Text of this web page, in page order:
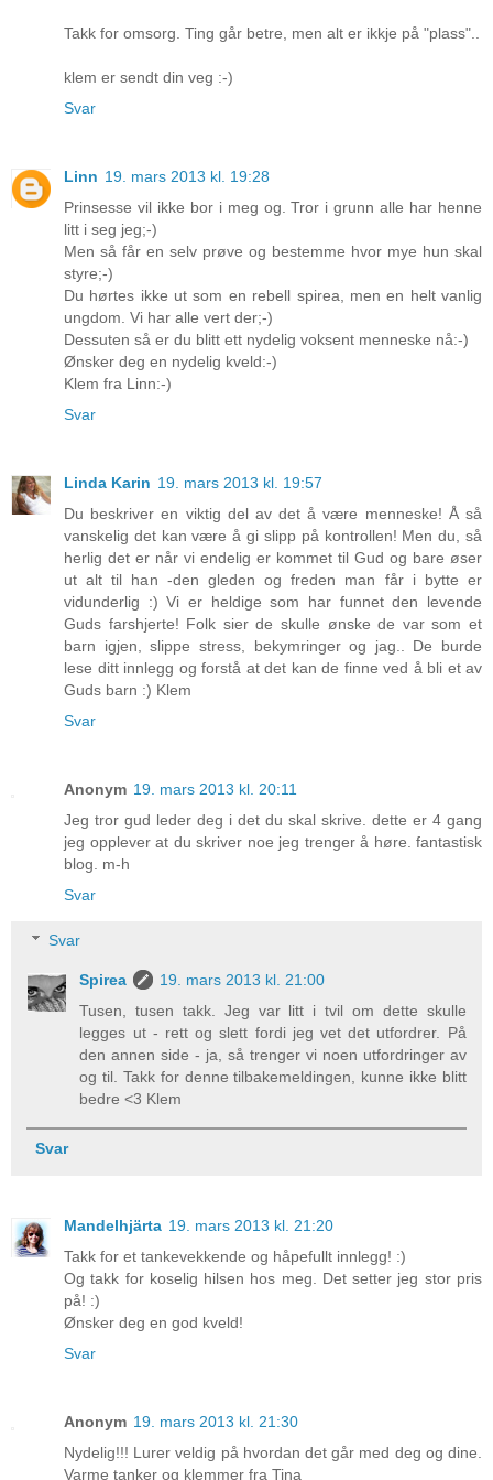
Takk for omsorg. Ting går betre, men alt er ikkje på "plass"..
klem er sendt din veg :-)
Svar
Linn 19. mars 2013 kl. 19:28
Prinsesse vil ikke bor i meg og. Tror i grunn alle har henne
litt i seg jeg;-)
Men så får en selv prøve og bestemme hvor mye hun skal
styre;-)
Du hørtes ikke ut som en rebell spirea, men en helt vanlig
ungdom. Vi har alle vert der;-)
Dessuten så er du blitt ett nydelig voksent menneske nå:-)
Ønsker deg en nydelig kveld:-)
Klem fra Linn:-)
Svar
Linda Karin 19. mars 2013 kl. 19:57
Du beskriver en viktig del av det å være menneske! Å så
vanskelig det kan være å gi slipp på kontrollen! Men du, så
herlig det er når vi endelig er kommet til Gud og bare øser
ut alt til han -den gleden og freden man får i bytte er
vidunderlig :) Vi er heldige som har funnet den levende
Guds farshjerte! Folk sier de skulle ønske de var som et
barn igjen, slippe stress, bekymringer og jag.. De burde
lese ditt innlegg og forstå at det kan de finne ved å bli et av
Guds barn :) Klem
Svar
Anonym 19. mars 2013 kl. 20:11
Jeg tror gud leder deg i det du skal skrive. dette er 4 gang
jeg opplever at du skriver noe jeg trenger å høre. fantastisk
blog. m-h
Svar
Svar
Spirea
19. mars 2013 kl. 21:00
Tusen, tusen takk. Jeg var litt i tvil om dette skulle
legges ut - rett og slett fordi jeg vet det utfordrer. På
den annen side - ja, så trenger vi noen utfordringer av
og til. Takk for denne tilbakemeldingen, kunne ikke blitt
bedre <3 Klem
Svar
Mandelhjärta 19. mars 2013 kl. 21:20
Takk for et tankevekkende og håpefullt innlegg! :)
Og takk for koselig hilsen hos meg. Det setter jeg stor pris
på! :)
Ønsker deg en god kveld!
Svar
Anonym 19. mars 2013 kl. 21:30
Nydelig!!! Lurer veldig på hvordan det går med deg og dine.
Varme tanker og klemmer fra Tina